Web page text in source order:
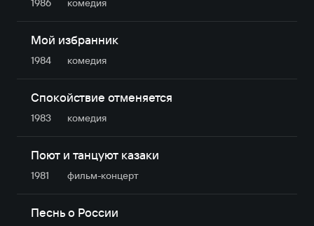
1986 комедия
Мой избранник
1984 комедия
Спокойствие отменяется
1983 комедия
Поют и танцуют казаки
1981 фильм-концерт
Песнь о России